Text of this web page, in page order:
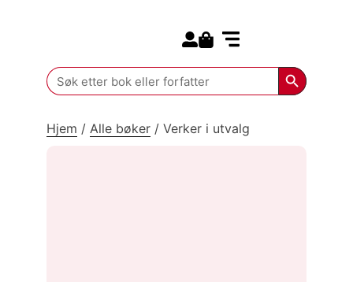
Search
for:
Search
Hjem / Alle bøker / Verker i utvalg